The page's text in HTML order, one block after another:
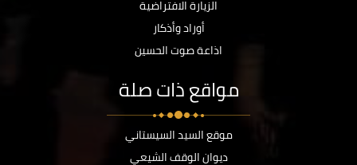
الزيارة الافتراضية
أوراد وأذكار
اذاعة صوت الحسين
مواقع ذات صلة
موقع السيد السيستاني
ديوان الوقف الشيعي